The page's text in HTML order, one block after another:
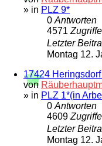
» in PLZ 9*
0 Antworten
4571 Zugriffe
Letzter
Montag 12.
17424
von
» in PLZ 1*(in
0 Antworten
4609 Zugriffe
Letzter
Montag 12.